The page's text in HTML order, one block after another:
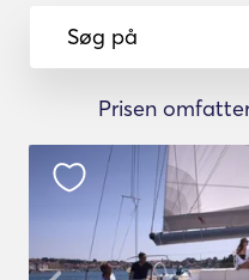
Søg på
Prisen